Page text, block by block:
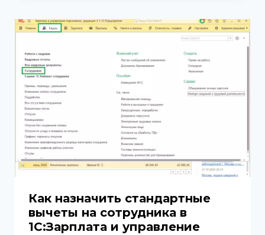
Как назначить стандартные
вычеты на сотрудника в
1С:Зарплата и управление